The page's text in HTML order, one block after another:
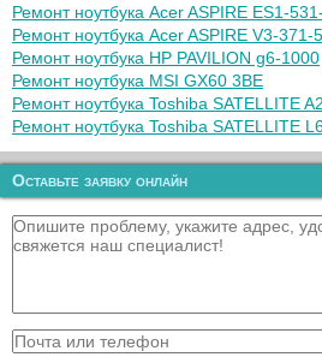
Ремонт ноутбука Acer ASPIRE ES1-
Ремонт ноутбука Acer ASPIRE V3-371-
Ремонт ноутбука HP PAVILION g6-1000
Ремонт ноутбука MSI GX60 3BE
Ремонт ноутбука Toshiba SATELLITE
Ремонт ноутбука Toshiba SATELLITE
Оставьте заявку онлайн